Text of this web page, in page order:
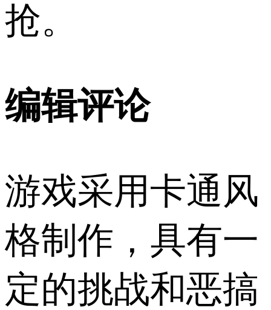
抢。
编辑评论
游戏采用卡通风
格制作，具有一
定的挑战和恶搞